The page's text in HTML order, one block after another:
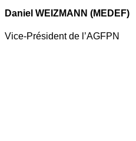
Daniel WEIZMANN (MEDEF)
Vice-Président de l’AGFPN